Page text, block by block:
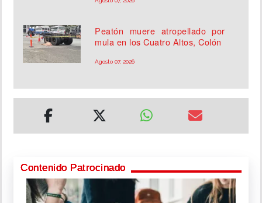
Peatón muere atropellado por
mula en los Cuatro Altos, Colón
Agosto 07, 2026
Contenido Patrocinado